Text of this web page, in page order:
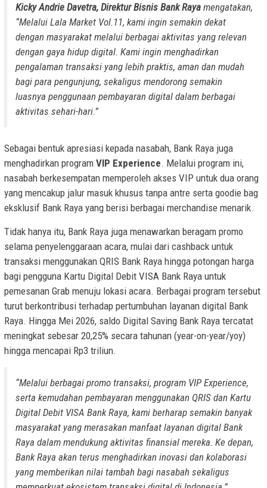
Kicky Andrie Davetra, Direktur Bisnis Bank Raya mengatakan,
“Melalui Lala Market Vol.11, kami ingin semakin dekat
dengan masyarakat melalui berbagai aktivitas yang relevan
dengan gaya hidup digital. Kami ingin menghadirkan
pengalaman transaksi yang lebih praktis, aman dan mudah
bagi para pengunjung, sekaligus mendorong semakin
luasnya penggunaan pembayaran digital dalam berbagai
aktivitas sehari-hari.”
Sebagai bentuk apresiasi kepada nasabah, Bank Raya juga
menghadirkan program VIP Experience. Melalui program ini,
nasabah berkesempatan memperoleh akses VIP untuk dua orang
yang mencakup jalur masuk khusus tanpa antre serta goodie bag
eksklusif Bank Raya yang berisi berbagai merchandise menarik.
Tidak hanya itu, Bank Raya juga menawarkan beragam promo
selama penyelenggaraan acara, mulai dari cashback untuk
transaksi menggunakan QRIS Bank Raya hingga potongan harga
bagi pengguna Kartu Digital Debit VISA Bank Raya untuk
pemesanan Grab menuju lokasi acara. Berbagai program tersebut
turut berkontribusi terhadap pertumbuhan layanan digital Bank
Raya. Hingga Mei 2026, saldo Digital Saving Bank Raya tercatat
meningkat sebesar 20,25% secara tahunan (year-on-year/yoy)
hingga mencapai Rp3 triliun.
“Melalui berbagai promo transaksi, program VIP Experience,
serta kemudahan pembayaran menggunakan QRIS dan Kartu
Digital Debit VISA Bank Raya, kami berharap semakin banyak
masyarakat yang merasakan manfaat layanan digital Bank
Raya dalam mendukung aktivitas finansial mereka. Ke depan,
Bank Raya akan terus menghadirkan inovasi dan kolaborasi
yang memberikan nilai tambah bagi nasabah sekaligus